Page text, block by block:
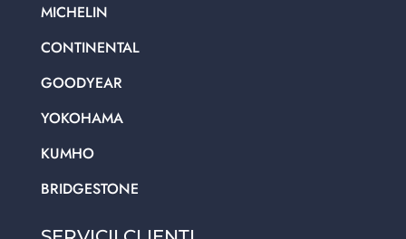
MICHELIN
CONTINENTAL
GOODYEAR
YOKOHAMA
KUMHO
BRIDGESTONE